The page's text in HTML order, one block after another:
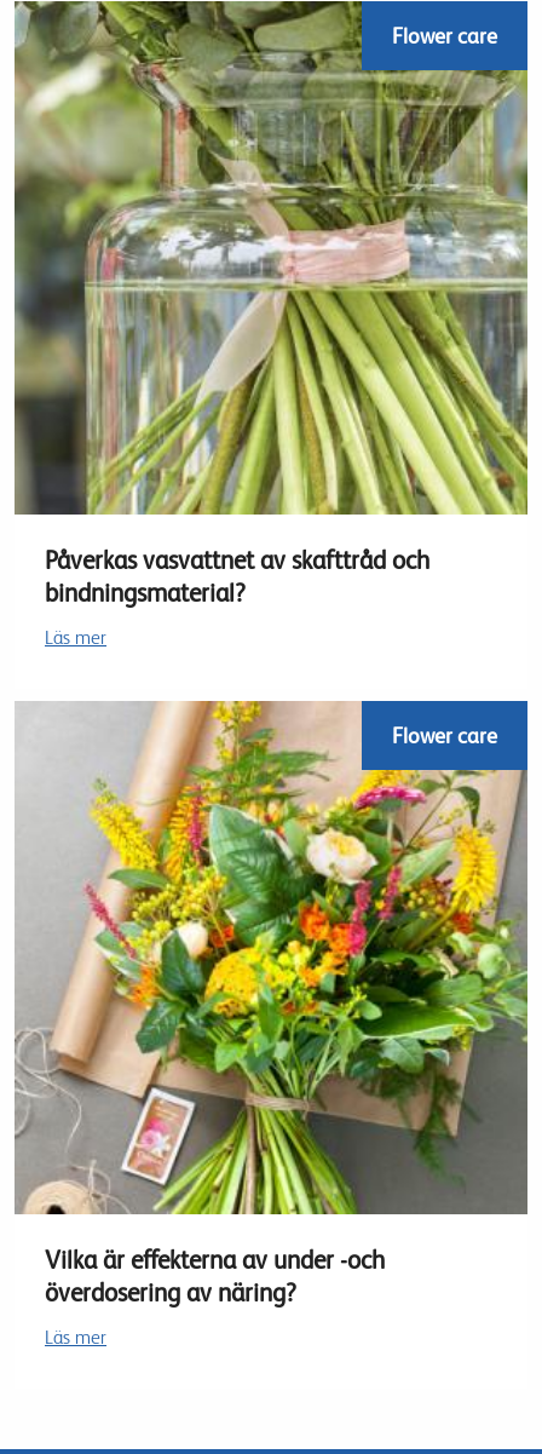
Flower care
Påverkas vasvattnet av skafttråd och
bindningsmaterial?
Läs mer
Flower care
Vilka är effekterna av under -och
överdosering av näring?
Läs mer